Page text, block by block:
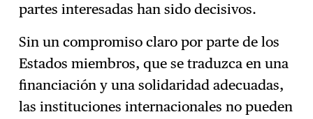
partes interesadas han sido decisivos.
Sin un compromiso claro por parte de los
Estados miembros, que se traduzca en una
financiación y una solidaridad adecuadas,
las instituciones internacionales no pueden